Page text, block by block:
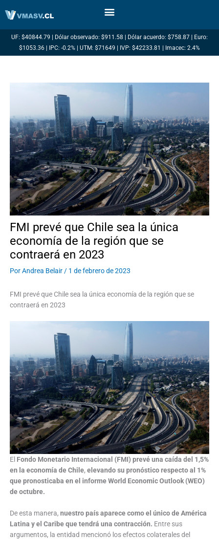
UF: $40844.79 | Dólar observado: $911.58 | Dólar acuerdo: $758.87 | Euro:
$1053.36 | IPC: -0.2% | UTM: $71649 | IVP: $42233.81 | Imacec: 2.4%
FMI prevé que Chile sea la única
economía de la región que se
contraerá en 2023
PorAndrea Belair / 1 de febrero de 2023
FMI prevé que Chile sea la única economía de la región que se
contraerá en 2023
El Fondo Monetario Internacional (FMI) prevé una caída del 1,5%
en la economía de Chile, elevando su pronóstico respecto al 1%
que pronosticaba en el informe World Economic Outlook (WEO)
de octubre.
De esta manera, nuestro país aparece como el único de América
Latina y el Caribe que tendrá una contracción. Entre sus
argumentos, la entidad mencionó los efectos colaterales del